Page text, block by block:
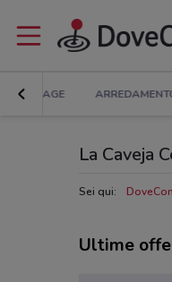
BRICOLAGE
La Caveja
Sei qui:
Ultime